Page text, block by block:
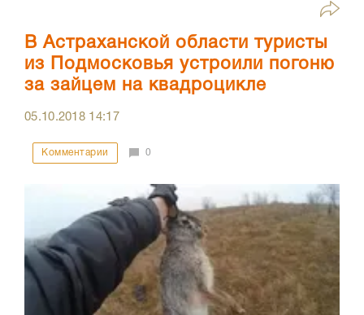
В Астраханской области туристы
из Подмосковья устроили погоню
за зайцем на квадроцикле
05.10.2018 14:17
Комментарии 0